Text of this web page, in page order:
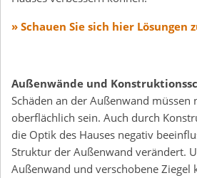
» Schauen Sie sich hier Lösungen
Außenwände und
Schäden an der Außenwand müssen
oberflächlich sein. Auch durch
die Optik des Hauses negativ
Struktur der Außenwand verändert.
Außenwand und verschobene Ziegel